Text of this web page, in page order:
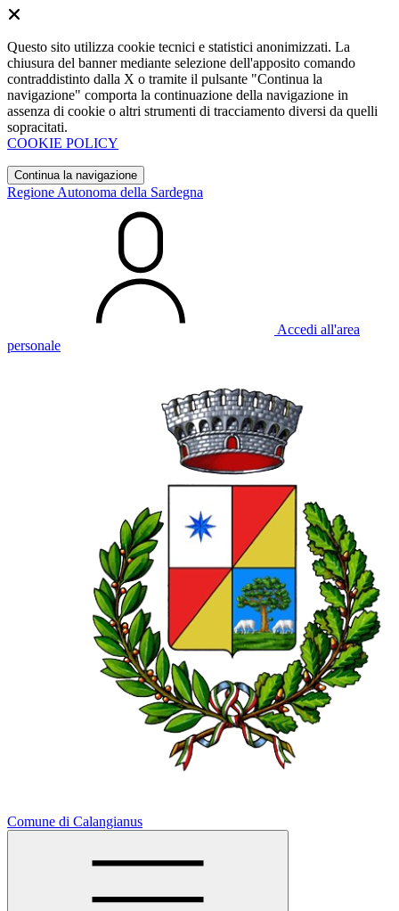
Questo sito utilizza cookie tecnici e statistici anonimizzati. La
chiusura del banner mediante selezione dell'apposito comando
contraddistinto dalla X o tramite il pulsante "Continua la
navigazione" comporta la continuazione della navigazione in
assenza di cookie o altri strumenti di tracciamento diversi da quelli
sopracitati.
COOKIE POLICY
Continua la navigazione
Regione Autonoma della Sardegna
Accedi all'area
personale
Comune di Calangianus